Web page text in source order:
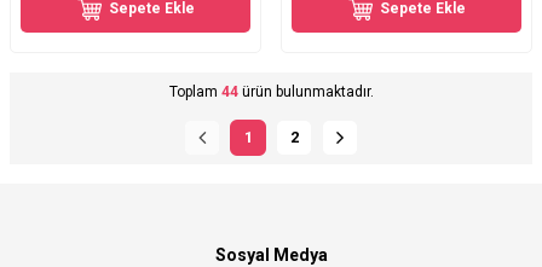
Sepete Ekle Sepete Ekle
Toplam 44ürün bulunmaktadır.
1 2
Sosyal Medya